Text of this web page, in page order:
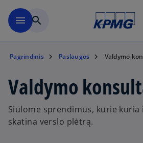
menu search
Pagrindinis Paslaugos Valdymo
Valdymo
Siūlome sprendimus, kurie kuria
skatina verslo plėtrą.